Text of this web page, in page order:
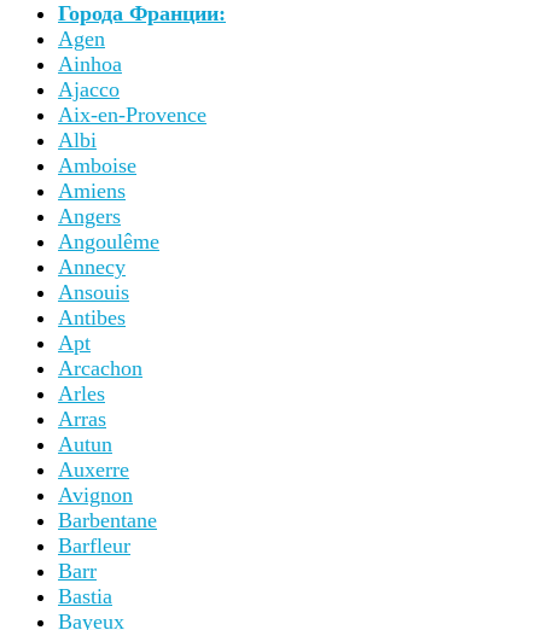
Города Франции:
Agen
Ainhoa
Ajacco
Aix-en-Provence
Albi
Amboise
Amiens
Angers
Angoulême
Annecy
Ansouis
Antibes
Apt
Arcachon
Arles
Arras
Autun
Auxerre
Avignon
Barbentane
Barfleur
Barr
Bastia
Bayeux